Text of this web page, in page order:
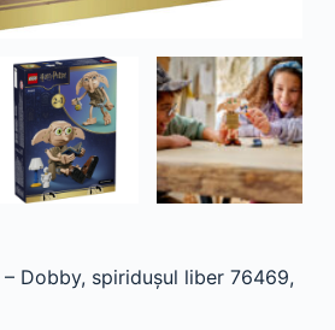
Dobby, spiridușul liber 76469,